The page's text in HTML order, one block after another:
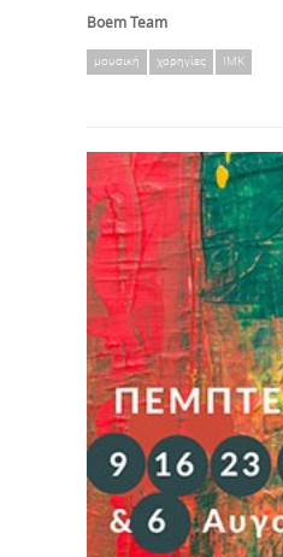
Boem Team
μουσική χορηγίες ΙΜΚ